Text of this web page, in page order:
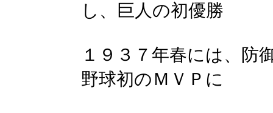
し、巨人の初優勝
１９３７年春には、防
野球初のＭＶＰに